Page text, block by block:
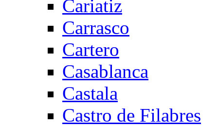
Cariatiz
Carrasco
Cartero
Casablanca
Castala
Castro de Filabres